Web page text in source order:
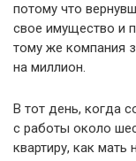
потому что
свое имущество и
тому же компания
на миллион.
В тот день, когда
с работы около
квартиру, как мать